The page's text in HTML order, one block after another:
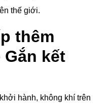
thế giới.
thêm
kết
hành, không khí trên